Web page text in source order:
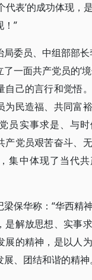
代表’的成功体现，
！”
局委员、中组部部长
一面共产党员的‘
自己的言行和觉悟
为民造福、共同富
员实事求是、与
产党员艰苦奋斗、
集中体现了当代
保华称：“华西精
是解放思想、实事
展的精神，是以人
、团结和谐的精神